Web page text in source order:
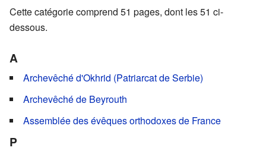
Cette catégorie comprend 51 pages, dont les 51 ci-
dessous.
A
Archevêché d'Okhrid (Patriarcat de Serbie)
Archevêché de Beyrouth
Assemblée des évêques orthodoxes de France
P